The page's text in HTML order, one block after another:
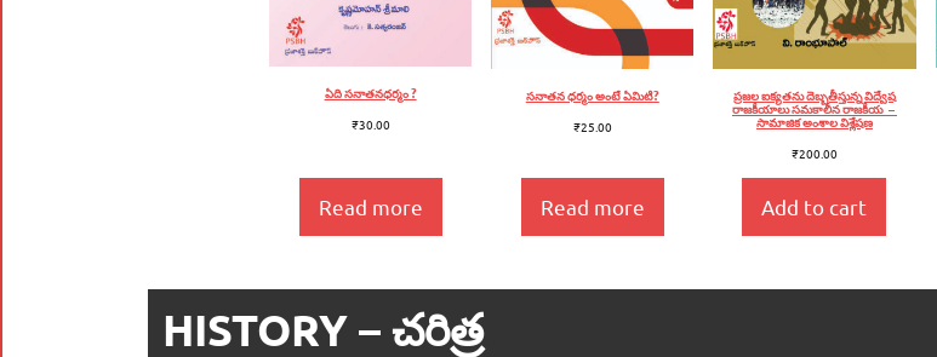
ఏది సనాతనధర్మం ?
₹30.00
Read more
సనాతన ధర్మం అంటే ఏమిటి?
₹25.00
Read more
ప్రజల ఐక్యతను దెబ్బతీస్తున్న విద్వేష
రాజకీయాలు సమకాలీన రాజకీయ –
సామాజిక అంశాల విశ్లేషణ
₹200.00
Add to cart
HISTORY – చరిత్ర